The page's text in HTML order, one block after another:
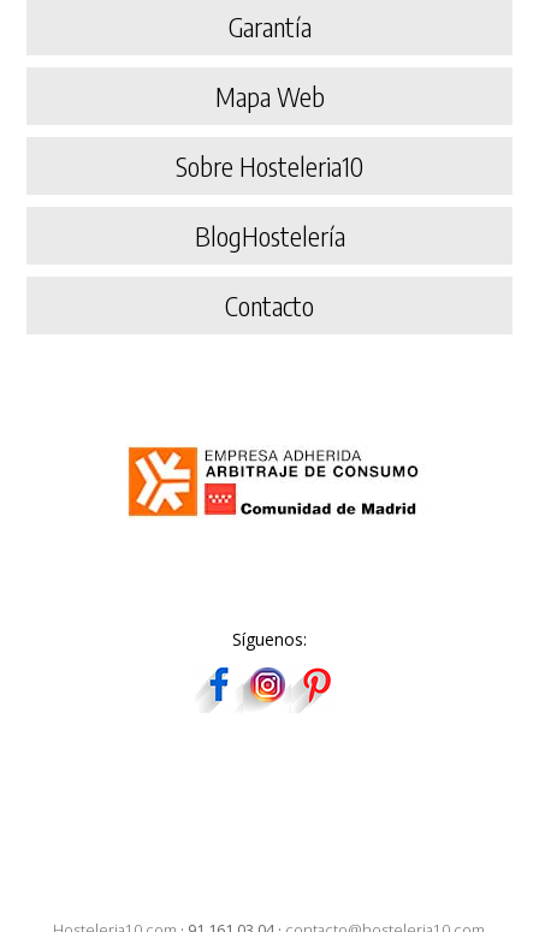
Garantía
Mapa Web
Sobre Hosteleria10
BlogHostelería
Contacto
Síguenos: